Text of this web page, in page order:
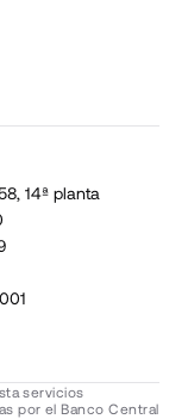
14ª planta
servicios
por el Banco Central